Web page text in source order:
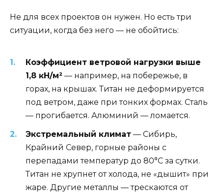
Не для всех проектов он нужен. Но есть три
ситуации, когда без него — не обойтись:
Коэффициент ветровой нагрузки выше
1,8 кН/м² — например, на побережье, в
горах, на крышах. Титан не деформируется
под ветром, даже при тонких формах. Сталь
— прогибается. Алюминий — ломается.
Экстремальный климат — Сибирь,
Крайний Север, горные районы с
перепадами температур до 80°C за сутки.
Титан не хрупнет от холода, не «дышит» при
жаре. Другие металлы — трескаются от